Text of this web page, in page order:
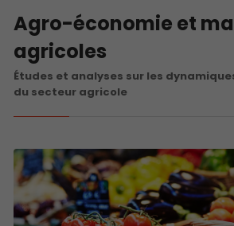
Agro-économie et
agricoles
Études et analyses sur les
du secteur agricole